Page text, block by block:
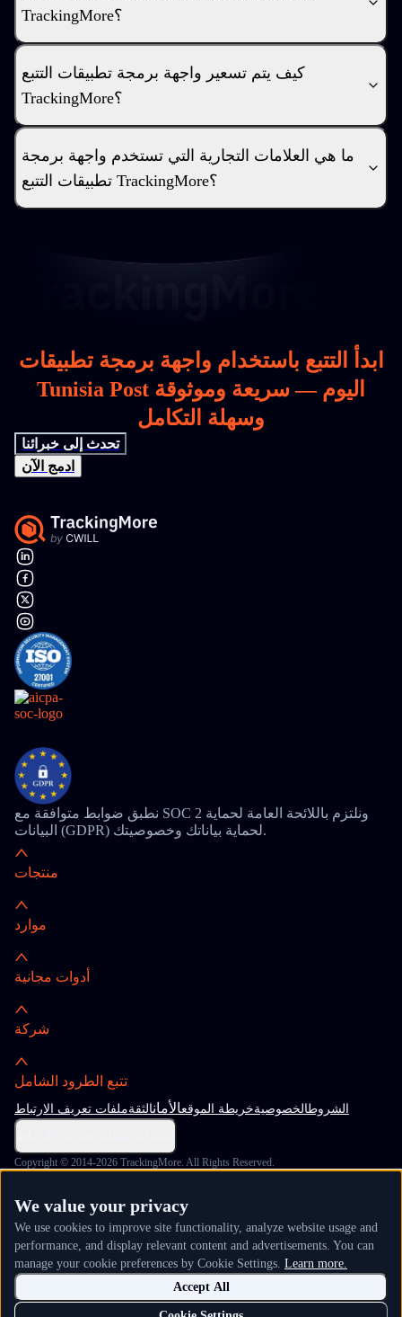
TrackingMore؟
كيف يتم تسعير واجهة برمجة تطبيقات التتبع
TrackingMore؟
ما هي العلامات التجارية التي تستخدم واجهة برمجة
تطبيقات التتبع TrackingMore؟
ابدأ التتبع باستخدام واجهة برمجة تطبيقات
Tunisia Post اليوم — سريعة وموثوقة
وسهلة التكامل
تحدث إلى خبرائنا
ادمج الآن
نطبق ضوابط متوافقة مع SOC 2 ونلتزم باللائحة العامة لحماية
البيانات (GDPR) لحماية بياناتك وخصوصيتك.
منتجات
موارد
أدوات مجانية
شركة
تتبع الطرود الشامل
الشروطالخصوصيةخريطة الموقعالأمانالثقةملفات تعريف الارتباط
Copyright © 2014-2026 TrackingMore. All Rights Reserved.
We value your privacy
We use cookies to improve site functionality, analyze website usage and
performance, and display relevant content and advertisements. You can
manage your cookie preferences by Cookie Settings. Learn more.
Accept All